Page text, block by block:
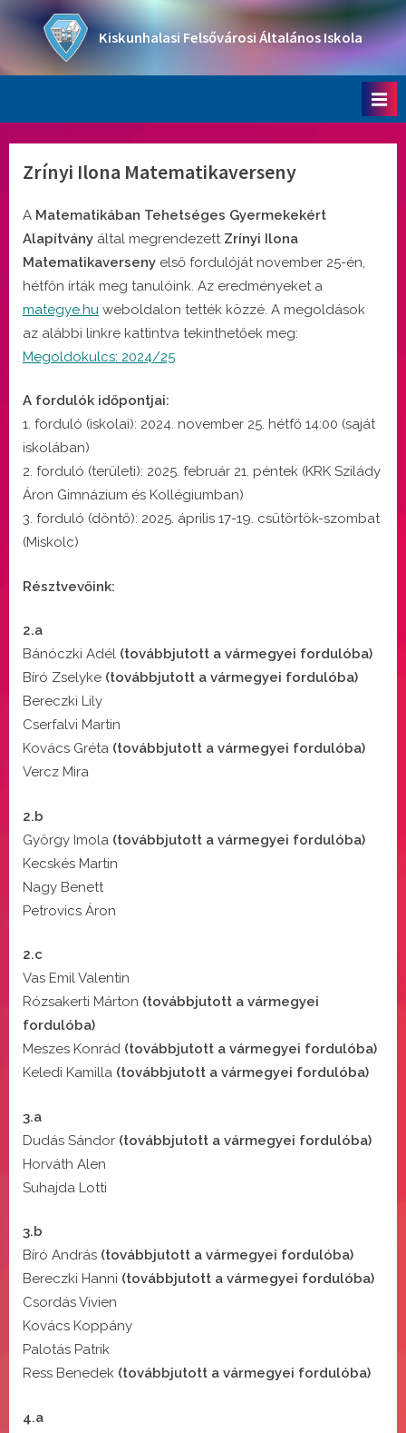
content
Kiskunhalasi Felsővárosi Általános Iskola
Zrínyi Ilona Matematikaverseny
A Matematikában Tehetséges Gyermekekért
Alapítvány által megrendezett Zrínyi Ilona
Matematikaverseny első fordulóját november 25-én,
hétfőn írták meg tanulóink. Az eredményeket a
mategye.hu weboldalon tették közzé. A megoldások
az alábbi linkre kattintva tekinthetőek meg:
Megoldokulcs: 2024/25
A fordulók időpontjai:
1. forduló (iskolai): 2024. november 25. hétfő 14:00 (saját
iskolában)
2. forduló (területi): 2025. február 21. péntek (KRK Szilády
Áron Gimnázium és Kollégiumban)
3. forduló (döntő): 2025. április 17-19. csütörtök-szombat
(Miskolc)
Résztvevőink:
2.a
Bánóczki Adél (továbbjutott a vármegyei fordulóba)
Bíró Zselyke (továbbjutott a vármegyei fordulóba)
Bereczki Lily
Cserfalvi Martin
Kovács Gréta (továbbjutott a vármegyei fordulóba)
Vercz Mira
2.b
György Imola (továbbjutott a vármegyei fordulóba)
Kecskés Martin
Nagy Benett
Petrovics Áron
2.c
Vas Emil Valentin
Rózsakerti Márton (továbbjutott a vármegyei
fordulóba)
Meszes Konrád (továbbjutott a vármegyei fordulóba)
Keledi Kamilla (továbbjutott a vármegyei fordulóba)
3.a
Dudás Sándor (továbbjutott a vármegyei fordulóba)
Horváth Alen
Suhajda Lotti
3.b
Bíró András (továbbjutott a vármegyei fordulóba)
Bereczki Hanni (továbbjutott a vármegyei fordulóba)
Csordás Vivien
Kovács Koppány
Palotás Patrik
Ress Benedek (továbbjutott a vármegyei fordulóba)
4.a